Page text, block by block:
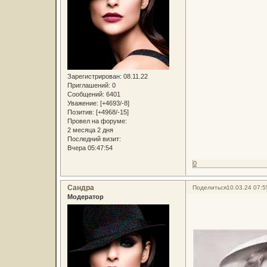
Зарегистрирован: 08.11.22
Приглашений: 0
Сообщений: 6401
Уважение: [+4693/-8]
Позитив: [+4968/-15]
Провел на форуме:
2 месяца 2 дня
Последний визит:
Вчера 05:47:54
0
Поделиться10.03.24
Сандра
Модератор